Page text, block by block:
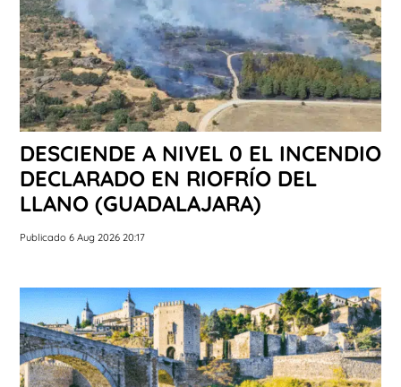
DESCIENDE A NIVEL 0 EL INCENDIO
DECLARADO EN RIOFRÍO DEL
LLANO (GUADALAJARA)
Publicado 6 Aug 2026 20:17